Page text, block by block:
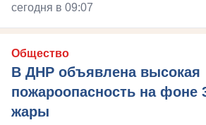
сегодня в 09:07
Общество
В ДНР объявлена высокая
пожароопасность на фоне
жары